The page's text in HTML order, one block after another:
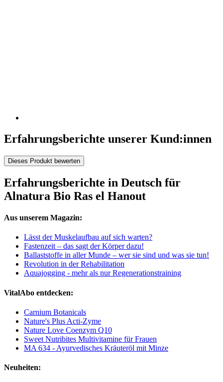
Erfahrungsberichte unserer Kund:innen
Dieses Produkt bewerten
Erfahrungsberichte in Deutsch für
Alnatura Bio Ras el Hanout
Aus unserem Magazin:
Lässt der Muskelaufbau auf sich warten?
Fastenzeit – das sagt der Körper dazu!
Ballaststoffe in aller Munde – wer sie sind und was sie tun!
Revolution in der Rehabilitation
Aquajogging - mehr als nur Regenerationstraining
VitalAbo entdecken:
Carnium Botanicals
Nature's Plus Acti-Zyme
Nature Love Coenzym Q10
Sweet Nutribites Multivitamine für Frauen
MA 634 - Ayurvedisches Kräuteröl mit Minze
Neuheiten: